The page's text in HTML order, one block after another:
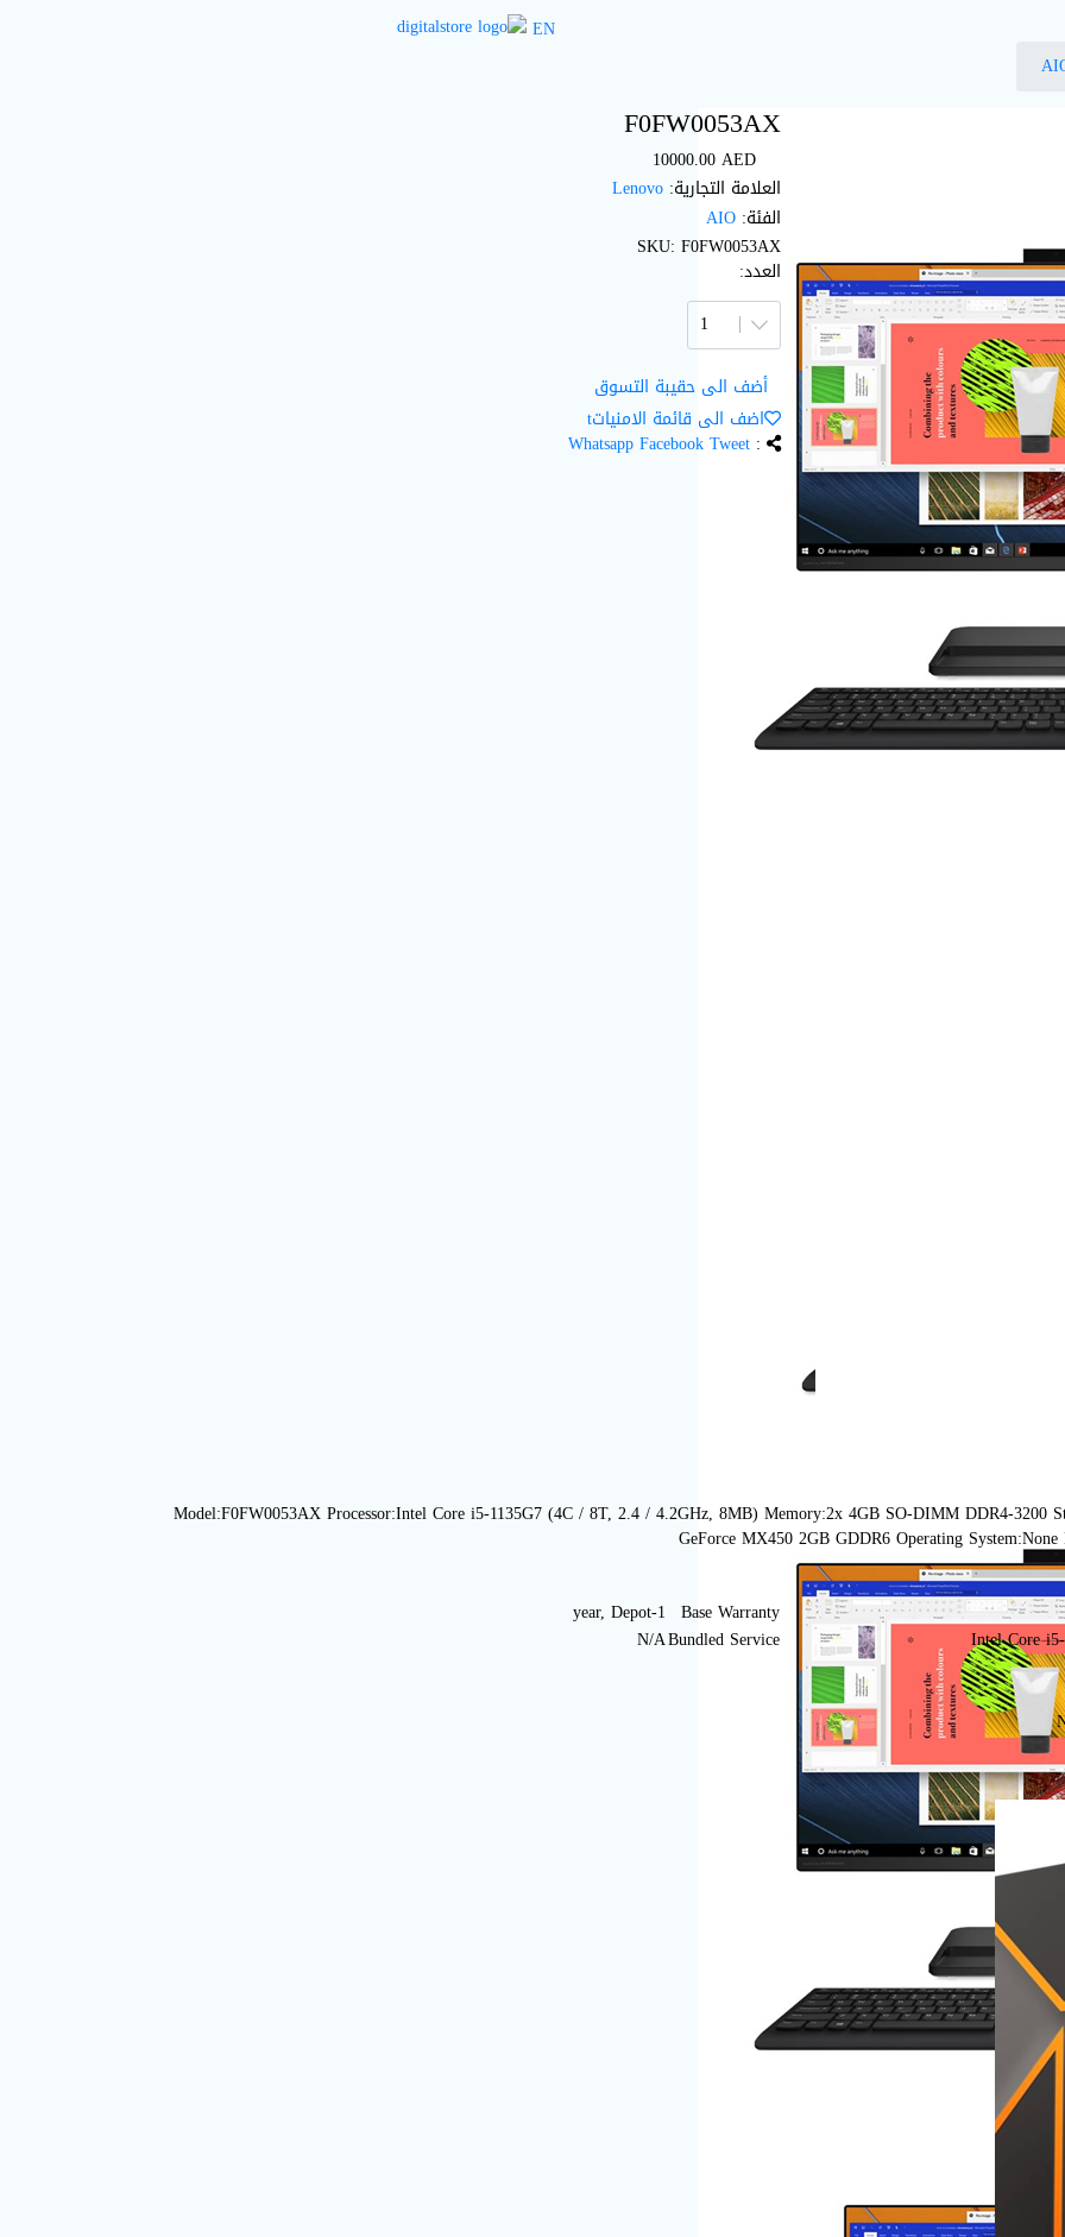
EN
F0FW0053AX
AED
10000.00
العلامة التجارية: Lenovo
الفئة: AIO
SKU: F0FW0053AX
العدد:
أضف الى حقيبة التسوق
اضف الى قائمة الامنياتt
:
WhatsappFacebookTweet
Model:F0FW0053AX Processor:Intel Core i5-1135G7 (4C / 8T, 2.4 / 4.2GHz, 8MB) Memory:2x 4GB SO-DIMM DDR4-3200
GeForce MX450 2GB GDDR6 Operating
Intel Core
Base Warranty
1-year, Depot
Bundled Service
N/A